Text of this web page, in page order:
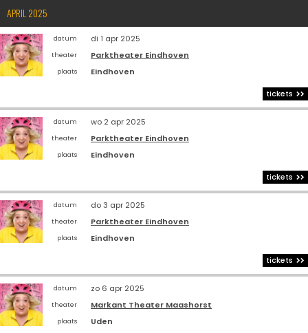
APRIL 2025
datum di 1 apr 2025
theater Parktheater Eindhoven
plaats
Eindhoven
tickets
datum wo 2 apr 2025
theater Parktheater Eindhoven
plaats
Eindhoven
tickets
datum do 3 apr 2025
theater Parktheater Eindhoven
plaats
Eindhoven
tickets
datum zo 6 apr 2025
theater Markant Theater Maashorst
plaats
Uden